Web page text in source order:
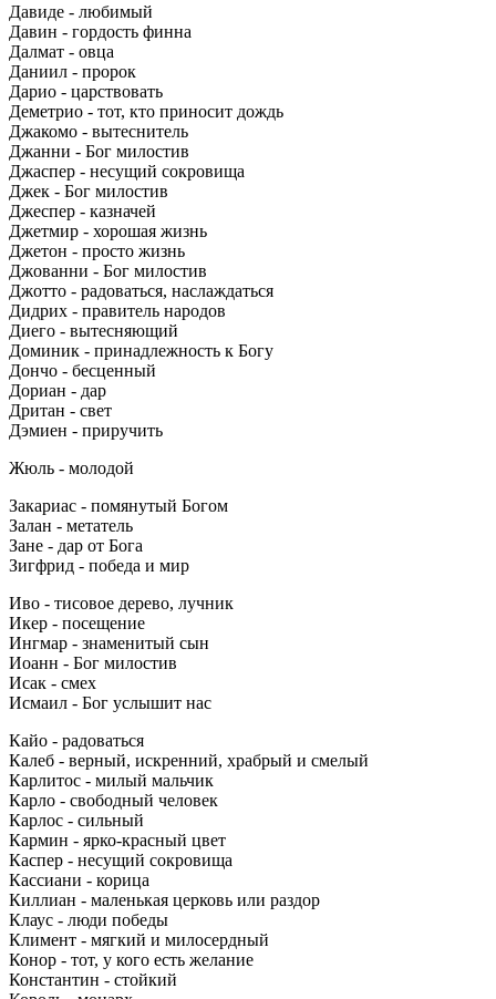
Давиде - любимый
Давин - гордость финна
Далмат - овца
Даниил - пророк
Дарио - царствовать
Деметрио - тот, кто приносит дождь
Джакомо - вытеснитель
Джанни - Бог милостив
Джаспер - несущий сокровища
Джек - Бог милостив
Джеспер - казначей
Джетмир - хорошая жизнь
Джетон - просто жизнь
Джованни - Бог милостив
Джотто - радоваться, наслаждаться
Дидрих - правитель народов
Диего - вытесняющий
Доминик - принадлежность к Богу
Дончо - бесценный
Дориан - дар
Дритан - свет
Дэмиен - приручить
Жюль - молодой
Закариас - помянутый Богом
Залан - метатель
Зане - дар от Бога
Зигфрид - победа и мир
Иво - тисовое дерево, лучник
Икер - посещение
Ингмар - знаменитый сын
Иоанн - Бог милостив
Исак - смех
Исмаил - Бог услышит нас
Кайо - радоваться
Калеб - верный, искренний, храбрый и смелый
Карлитос - милый мальчик
Карло - свободный человек
Карлос - сильный
Кармин - ярко-красный цвет
Каспер - несущий сокровища
Кассиани - корица
Киллиан - маленькая церковь или раздор
Клаус - люди победы
Климент - мягкий и милосердный
Конор - тот, у кого есть желание
Константин - стойкий